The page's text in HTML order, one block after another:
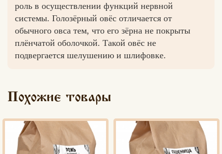
Едлин
Вконтакте
Max
роль в осуществлении функций нервной
системы. Голозёрный овёс отличается от
обычного овса тем, что его зёрна не покрыты
плёнчатой оболочкой. Такой овёс не
подвергается шелушению и шлифовке.
Похожие товары